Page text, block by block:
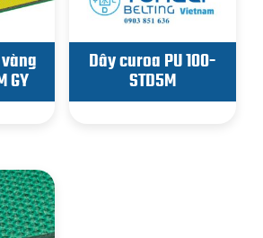
GY
Dây curoa PU 100-
STD5M